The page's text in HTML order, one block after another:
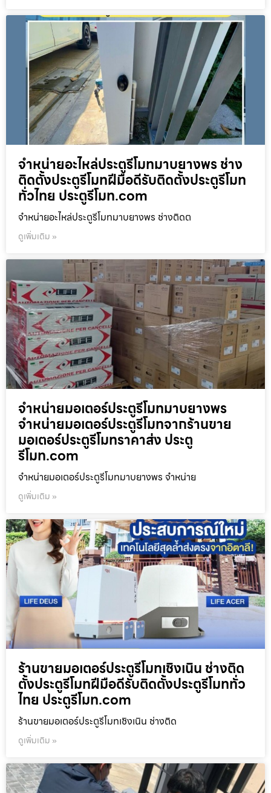
จำหน่ายอะไหล่ประตูรีโมทมาบยางพร ช่าง
ติดตั้งประตูรีโมทฝีมือดีรับติดตั้งประตูรีโมท
ทั่วไทย ประตูรีโมท.com
จำหน่ายอะไหล่ประตูรีโมทมาบยางพร ช่างติดต
ดูเพิ่มเติม »
จำหน่ายมอเตอร์ประตูรีโมทมาบยางพร
จำหน่ายมอเตอร์ประตูรีโมทจากร้านขาย
มอเตอร์ประตูรีโมทราคาส่ง ประตู
รีโมท.com
จำหน่ายมอเตอร์ประตูรีโมทมาบยางพร จำหน่าย
ดูเพิ่มเติม »
ร้านขายมอเตอร์ประตูรีโมทเชิงเนิน ช่างติด
ตั้งประตูรีโมทฝีมือดีรับติดตั้งประตูรีโมททั่ว
ไทย ประตูรีโมท.com
ร้านขายมอเตอร์ประตูรีโมทเชิงเนิน ช่างติด
ดูเพิ่มเติม »